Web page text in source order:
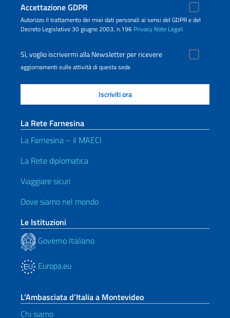
Accettazione GDPR
Autorizzo il trattamento dei miei dati personali ai sensi del GDPR e del
Decreto Legislativo 30 giugno 2003, n.196 Privacy Note Legali
Sì, voglio iscrivermi alla Newsletter per ricevere
aggiornamenti sulle attività di questa sede
La Rete Farnesina
La Farnesina – il MAECI
La Rete diplomatica
Viaggiare sicuri
Dove siamo nel mondo
Le Istituzioni
Governo Italiano
Europa.eu
L’Ambasciata d’Italia a Montevideo
Chi siamo